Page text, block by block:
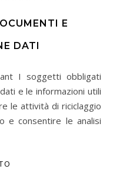
E
DATI
e le informazioni utili
le attività di riciclaggio
e consentire le analisi